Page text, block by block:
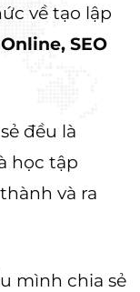
về tạo lập
SEO
đều là
học tập
và ra
mình chia sẻ